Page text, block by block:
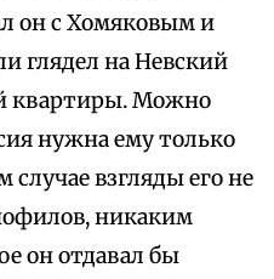
он с Хомяковым и
глядел на Невский
квартиры. Можно
нужна ему только
случае взгляды его не
никаким
он отдавал бы